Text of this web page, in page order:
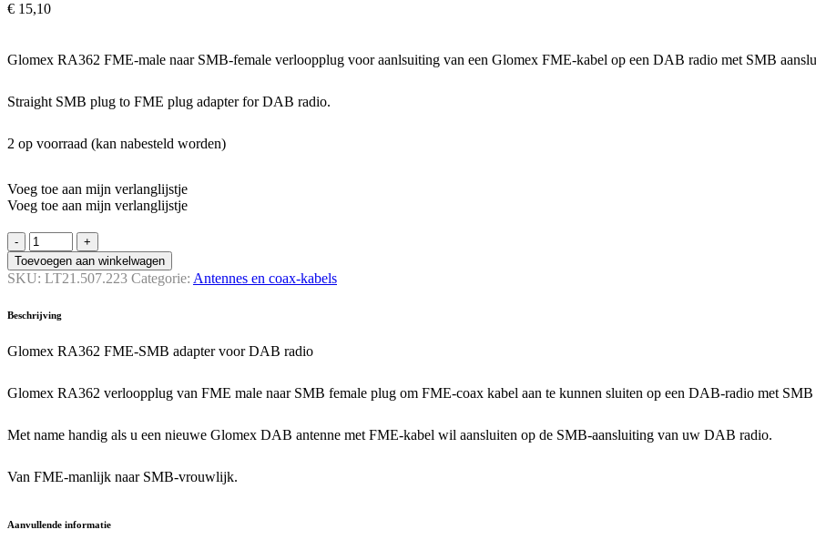
€ 15,10
Glomex RA362 FME-male naar SMB-female verloopplug voor aanlsuiting van een Glomex FME-kabel op een DAB radio met SMB
Straight SMB plug to FME plug adapter for DAB radio.
2 op voorraad (kan nabesteld worden)
Voeg toe aan mijn verlanglijstje
Voeg toe aan mijn verlanglijstje
Glomex
RA362
FME-
SMB
voor
radio
Toevoegen aan winkelwagen
SKU: LT21.507.223 Categorie: Antennes en coax-kabels
Beschrijving
Glomex RA362 FME-SMB adapter voor DAB radio
Glomex RA362 verloopplug van FME male naar SMB female plug om FME-coax kabel aan te kunnen sluiten op een DAB-radio met SMB
Met name handig als u een nieuwe Glomex DAB antenne met FME-kabel wil aansluiten op de SMB-aansluiting van uw DAB radio.
Van FME-manlijk naar SMB-vrouwlijk.
Aanvullende informatie